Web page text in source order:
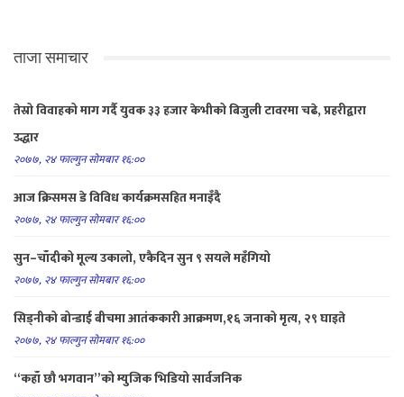
ताजा समाचार
तेस्रो विवाहको माग गर्दै युवक ३३ हजार केभीको बिजुली टावरमा चढे, प्रहरीद्वारा
उद्धार
२०७७, २४ फाल्गुन सोमबार १६:००
आज क्रिसमस डे विविध कार्यक्रमसहित मनाइँदै
२०७७, २४ फाल्गुन सोमबार १६:००
सुन–चाँदीको मूल्य उकालो, एकैदिन सुन ९ सयले महँगियो
२०७७, २४ फाल्गुन सोमबार १६:००
सिड्नीको बोन्डाई बीचमा आतंककारी आक्रमण,१६ जनाको मृत्य, २९ घाइते
२०७७, २४ फाल्गुन सोमबार १६:००
“कहाँ छौ भगवान”को म्युजिक भिडियो सार्वजनिक